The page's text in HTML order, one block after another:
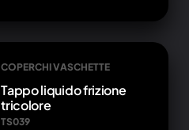
COPERCHI VASCHETTE
Tappo liquido frizione
tricolore
TS039